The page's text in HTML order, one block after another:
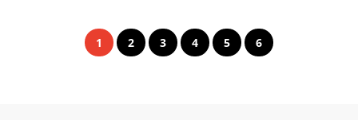
1 2 3 4 5 6